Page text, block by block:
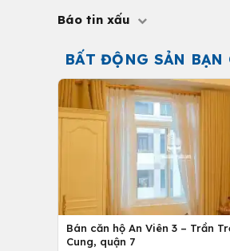
Báo tin xấu
BẤT ĐỘNG SẢN BẠN
Bán căn hộ An Viên 3 – Trần
Cung, quận 7